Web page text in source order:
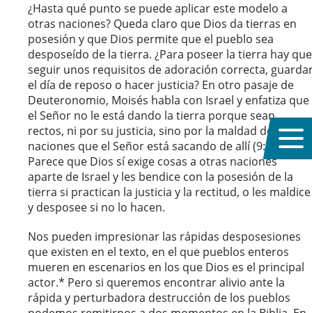
¿Hasta qué punto se puede aplicar este modelo a
otras naciones? Queda claro que Dios da tierras en
posesión y que Dios permite que el pueblo sea
desposeído de la tierra. ¿Para poseer la tierra hay que
seguir unos requisitos de adoración correcta,
el día de reposo o hacer justicia? En otro pasaje de
Deuteronomio, Moisés habla con Israel y enfatiza que
el Señor no le está dando la tierra porque sean
rectos, ni por su justicia, sino por la maldad de las
naciones que el Señor está sacando de allí (9:4–5).
Parece que Dios sí exige cosas a otras naciones
aparte de Israel y les bendice con la posesión de la
tierra si practican la justicia y la rectitud, o les maldice
y desposee si no lo hacen.
Nos pueden impresionar las rápidas desposesiones
que existen en el texto, en el que pueblos enteros
mueren en escenarios en los que Dios es el principal
actor.* Pero si queremos encontrar alivio ante la
rápida y perturbadora destrucción de los pueblos